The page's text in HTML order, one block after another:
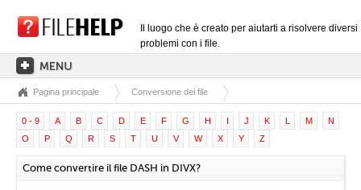
Il luogo che è creato per aiutarti a risolvere diversi
problemi con i file.
PAGINA PRINCIPALE
CATEGORIE DELLE ESTENSIONI
CATEGORIE DEI DRIVER
FILE DLL
Pagina principale Conversione dei file
0 - 9 A B C D E F G H I J K L M
N
O
P Q R S T U V W X Y Z
Come convertire il file DASH in DIVX?